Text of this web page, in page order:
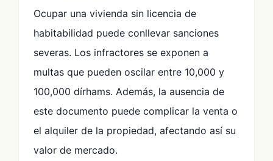
Ocupar una vivienda sin licencia de
habitabilidad puede conllevar sanciones
severas. Los infractores se exponen a
multas que pueden oscilar entre 10,000 y
100,000 dírhams. Además, la ausencia de
este documento puede complicar la venta o
el alquiler de la propiedad, afectando así su
valor de mercado.